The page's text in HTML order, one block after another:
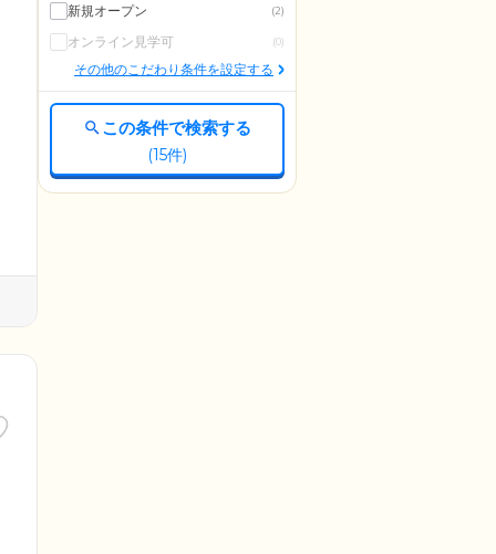
新規オープン (2)
オンライン見学可 (0)
その他のこだわり条件を設定する
この条件で検索する
(15件)